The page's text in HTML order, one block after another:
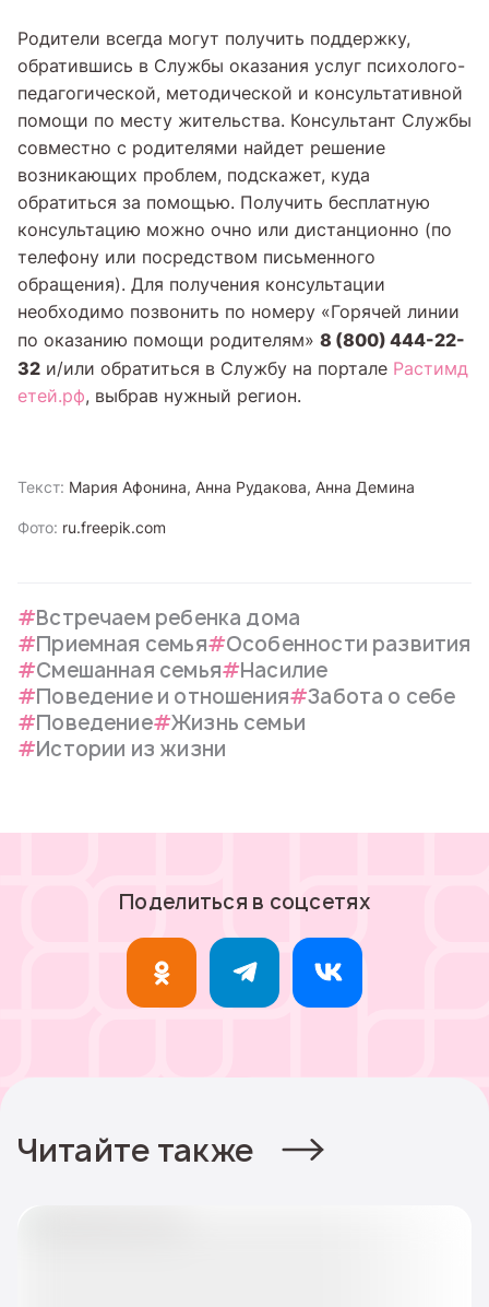
Родители всегда могут получить поддержку,
обратившись в Службы оказания услуг психолого-
педагогической, методической и консультативной
помощи по месту жительства. Консультант Службы
совместно с родителями найдет решение
возникающих проблем, подскажет, куда
обратиться за помощью. Получить бесплатную
консультацию можно очно или дистанционно (по
телефону или посредством письменного
обращения). Для получения консультации
необходимо позвонить по номеру «Горячей линии
по оказанию помощи родителям» 8 (800) 444-22-
32 и/или обратиться в Службу на портале Растимд
етей.рф, выбрав нужный регион.
Текст: Мария Афонина, Анна Рудакова, Анна Демина
Фото: ru.freepik.com
Встречаем ребенка дома
Приемная семья
Особенности развития
Смешанная семья
Насилие
Поведение и отношения
Забота о себе
Поведение
Жизнь семьи
Истории из жизни
Поделиться в соцсетях
Читайте также